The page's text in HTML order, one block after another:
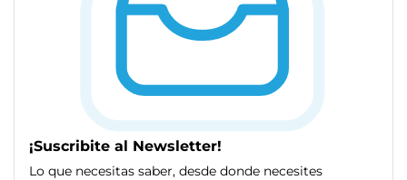
¡Suscribite al Newsletter!
Lo que necesitas saber, desde donde necesites